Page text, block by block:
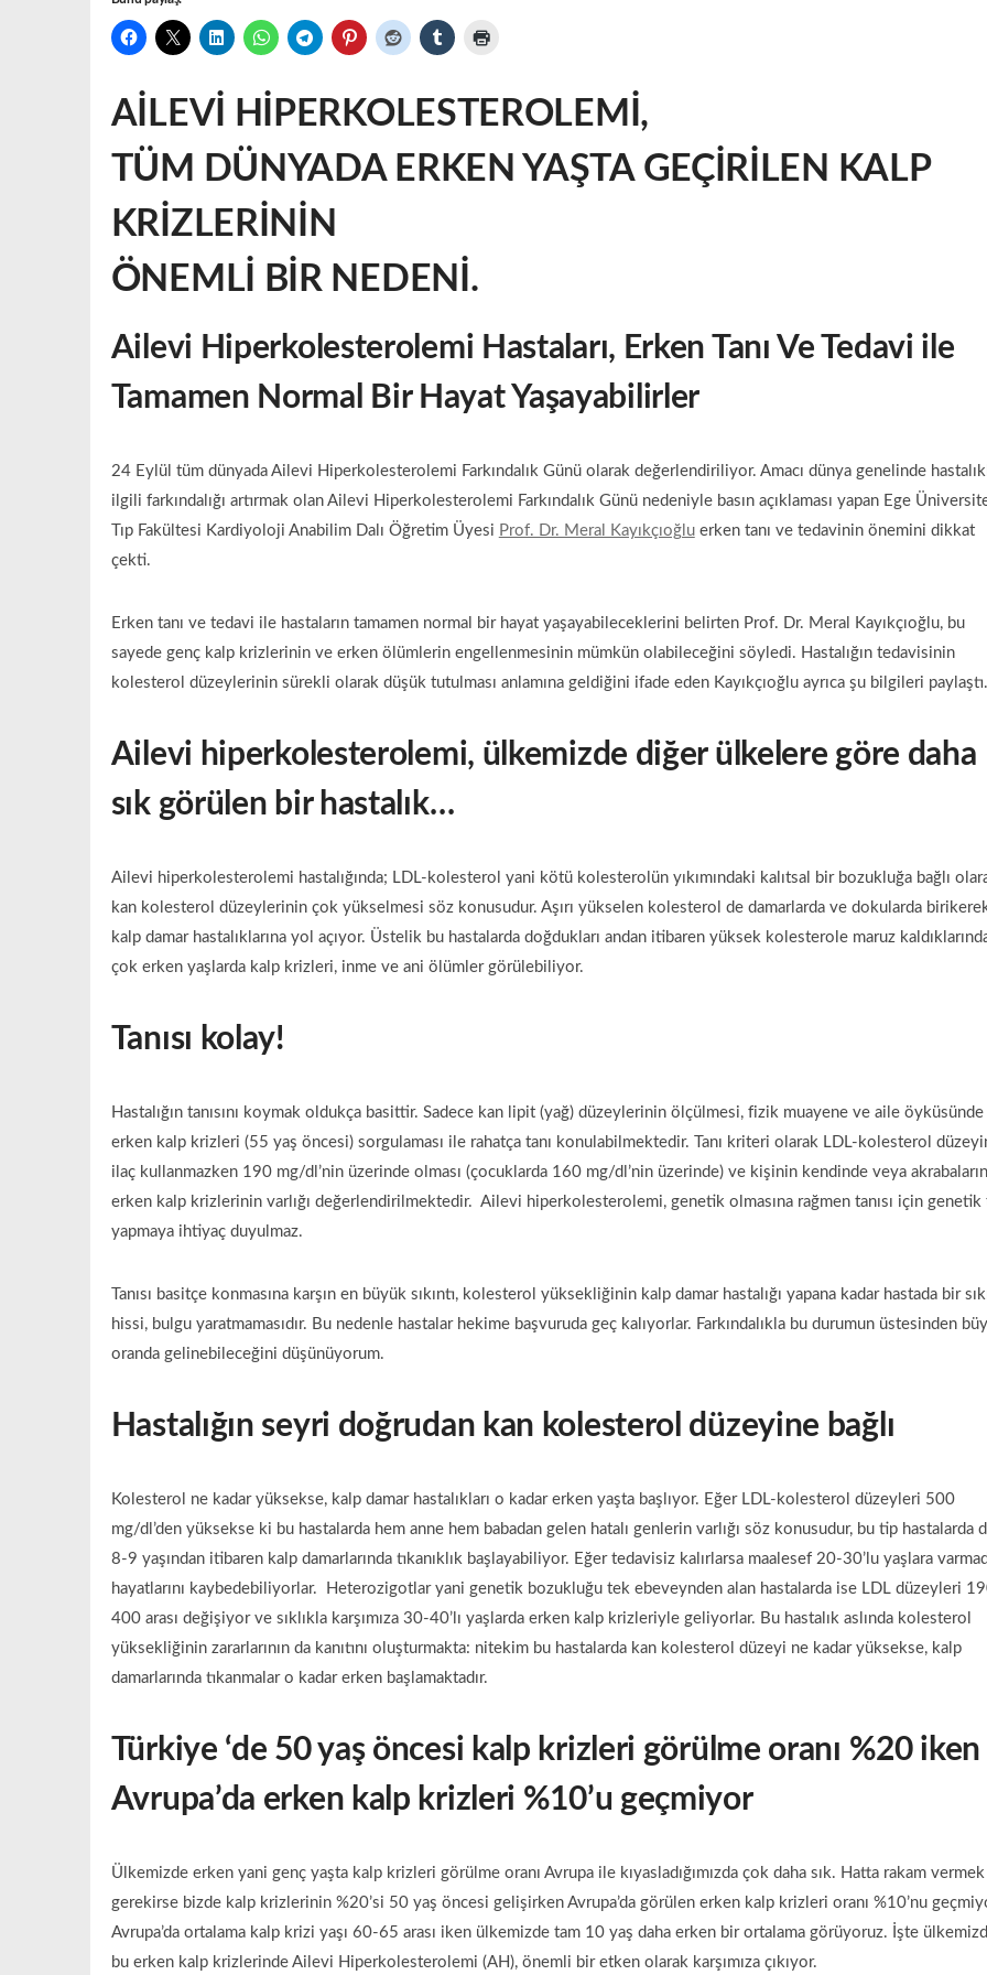
AİLEVİ HİPERKOLESTEROLEMİ,
TÜM DÜNYADA ERKEN YAŞTA GEÇİRİLEN KALP
KRİZLERİNİN
ÖNEMLİ BİR NEDENİ.
Ailevi Hiperkolesterolemi Hastaları, Erken Tanı Ve Tedavi ile
Tamamen Normal Bir Hayat Yaşayabilirler
24 Eylül tüm dünyada Ailevi Hiperkolesterolemi Farkındalık Günü olarak değerlendiriliyor. Amacı dünya genelinde
ilgili farkındalığı artırmak olan Ailevi Hiperkolesterolemi Farkındalık Günü nedeniyle basın açıklaması yapan Ege
Tıp Fakültesi Kardiyoloji Anabilim Dalı Öğretim Üyesi Prof. Dr. Meral Kayıkçıoğluerken tanı ve tedavinin önemini dikkat
çekti.
Erken tanı ve tedavi ile hastaların tamamen normal bir hayat yaşayabileceklerini belirten Prof. Dr. Meral Kayıkçıoğlu, bu
sayede genç kalp krizlerinin ve erken ölümlerin engellenmesinin mümkün olabileceğini söyledi. Hastalığın tedavisinin
kolesterol düzeylerinin sürekli olarak düşük tutulması anlamına geldiğini ifade eden Kayıkçıoğlu ayrıca şu bilgileri paylaştı.
Ailevi hiperkolesterolemi, ü lkemizde diğer ülkelere göre daha
sık görülen bir hastalık…
Ailevi hiperkolesterolemi hastalığında; LDL-kolesterol yani kötü kolesterolün yıkımındaki kalıtsal bir bozukluğa bağlı
kan kolesterol düzeylerinin çok yükselmesi söz konusudur. Aşırı yükselen kolesterol de damarlarda ve dokularda
kalp damar hastalıklarına yol açıyor. Üstelik bu hastalarda doğdukları andan itibaren yüksek kolesterole maruz
çok erken yaşlarda kalp krizleri, inme ve ani ölümler görülebiliyor.
Tanısı kolay!
Hastalığın tanısını koymak oldukça basittir. Sadece kan lipit (yağ) düzeylerinin ölçülmesi, fizik muayene ve aile öyküsünde
erken kalp krizleri (55 yaş öncesi) sorgulaması ile rahatça tanı konulabilmektedir. Tanı kriteri olarak LDL-kolesterol
ilaç kullanmazken 190 mg/dl’nin üzerinde olması (çocuklarda 160 mg/dl’nin üzerinde) ve kişinin kendinde veya
erken kalp krizlerinin varlığı değerlendirilmektedir. Ailevi hiperkolesterolemi, genetik olmasına rağmen tanısı için genetik
yapmaya ihtiyaç duyulmaz.
Tanısı basitçe konmasına karşın en büyük sıkıntı, kolesterol yüksekliğinin kalp damar hastalığı yapana kadar hastada bir
hissi, bulgu yaratmamasıdır. Bu nedenle hastalar hekime başvuruda geç kalıyorlar. Farkındalıkla bu durumun üstesinden
oranda gelinebileceğini düşünüyorum.
Hastalığın seyri doğrudan kan kolesterol düzeyine bağlı
Kolesterol ne kadar yüksekse, kalp damar hastalıkları o kadar erken yaşta başlıyor. Eğer LDL-kolesterol düzeyleri 500
mg/dl’den yüksekse ki bu hastalarda hem anne hem babadan gelen hatalı genlerin varlığı söz konusudur, bu tip hastalarda
8-9 yaşından itibaren kalp damarlarında tıkanıklık başlayabiliyor. Eğer tedavisiz kalırlarsa maalesef 20-30’lu yaşlara
hayatlarını kaybedebiliyorlar. Heterozigotlar yani genetik bozukluğu tek ebeveynden alan hastalarda ise LDL düzeyleri
400 arası değişiyor ve sıklıkla karşımıza 30-40’lı yaşlarda erken kalp krizleriyle geliyorlar. Bu hastalık aslında kolesterol
yüksekliğinin zararlarının da kanıtını oluşturmakta: nitekim bu hastalarda kan kolesterol düzeyi ne kadar yüksekse, kalp
damarlarında tıkanmalar o kadar erken başlamaktadır.
Türkiye ‘de 50 yaş öncesi kalp krizleri görülme oranı %20 iken
Avrupa’da erken kalp krizleri %10’u geçmiyor
Ülkemizde erken yani genç yaşta kalp krizleri görülme oranı Avrupa ile kıyasladığımızda çok daha sık. Hatta rakam vermek
gerekirse bizde kalp krizlerinin %20’si 50 yaş öncesi gelişirken Avrupa’da görülen erken kalp krizleri oranı %10’nu
Avrupa’da ortalama kalp krizi yaşı 60-65 arası iken ülkemizde tam 10 yaş daha erken bir ortalama görüyoruz. İşte
bu erken kalp krizlerinde Ailevi Hiperkolesterolemi (AH), önemli bir etken olarak karşımıza çıkıyor.